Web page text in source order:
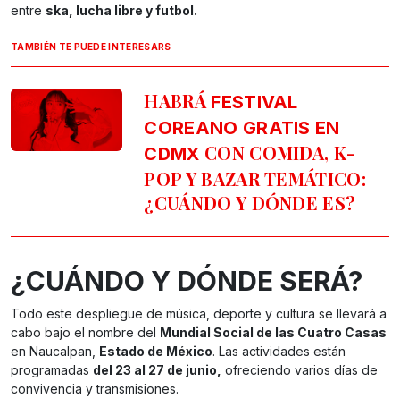
entre ska, lucha libre y futbol.
TAMBIÉN TE PUEDE INTERESARS
HABRÁ FESTIVAL
COREANO GRATIS EN
CDMX CON COMIDA, K-
POP Y BAZAR TEMÁTICO:
¿CUÁNDO Y DÓNDE ES?
¿CUÁNDO Y DÓNDE SERÁ?
Todo este despliegue de música, deporte y cultura se llevará a
cabo bajo el nombre del Mundial Social de las Cuatro Casas
en Naucalpan, Estado de México. Las actividades están
programadas del 23 al 27 de junio, ofreciendo varios días de
convivencia y transmisiones.